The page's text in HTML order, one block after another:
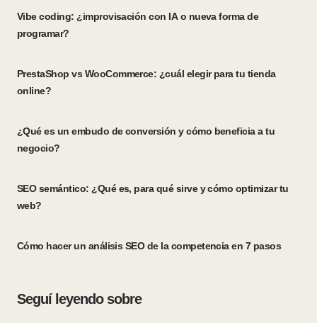
Vibe coding: ¿improvisación con IA o nueva forma de
programar?
PrestaShop vs WooCommerce: ¿cuál elegir para tu tienda
online?
¿Qué es un embudo de conversión y cómo beneficia a tu
negocio?
SEO semántico: ¿Qué es, para qué sirve y cómo optimizar tu
web?
Cómo hacer un análisis SEO de la competencia en 7 pasos
Seguí leyendo sobre